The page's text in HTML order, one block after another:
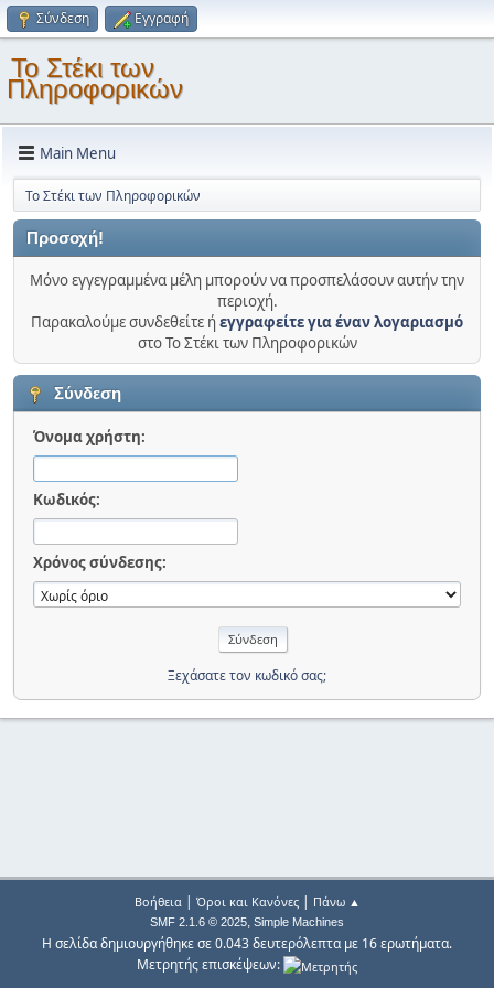
Σύνδεση Εγγραφή
Το Στέκι των
Πληροφορικών
Main Menu
Το Στέκι των Πληροφορικών
Προσοχή!
Μόνο εγγεγραμμένα μέλη μπορούν να προσπελάσουν αυτήν την
περιοχή.
Παρακαλούμε συνδεθείτε ήεγγραφείτε για έναν λογαριασμό
στο Το Στέκι των Πληροφορικών
Σύνδεση
Όνομα χρήστη:
Κωδικός:
Χρόνος σύνδεσης:
Ξεχάσατε τον κωδικό σας;
Βοήθεια| Όροι και Κανόνες| Πάνω ▲
SMF 2.1.6 © 2025, Simple Machines
Η σελίδα δημιουργήθηκε σε 0.043 δευτερόλεπτα με 16 ερωτήματα.
Μετρητής επισκέψεων: